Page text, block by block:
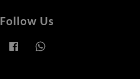
Follow Us
Facebook